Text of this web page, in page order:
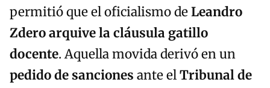
permitió que el oficialismo deLeandro
Zderoarquive la cláusula gatillo
docente. Aquella movida derivó en un
pedido de sanciones ante elTribunal de